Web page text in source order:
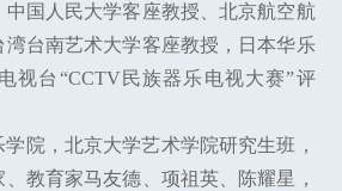
国人民大学客座教授、北京航空航
台南艺术大学客座教授，日本华乐
视台“CCTV民族器乐电视大赛”评
院，北京大学艺术学院研究生班，
教育家马友德、项祖英、陈耀星，